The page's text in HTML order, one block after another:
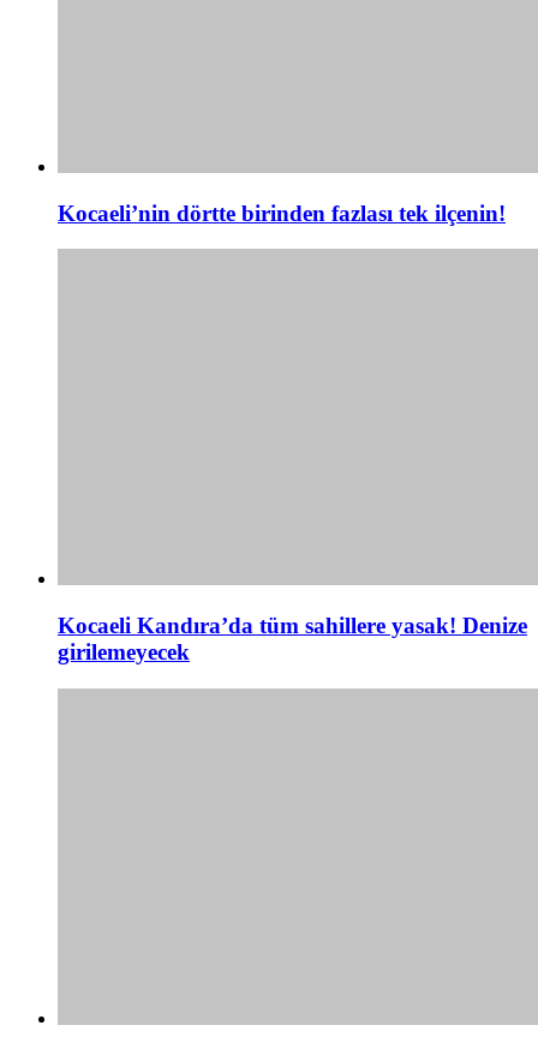
Kocaeli’nin dörtte birinden fazlası tek ilçenin!
Kocaeli Kandıra’da tüm sahillere yasak! Denize
girilemeyecek